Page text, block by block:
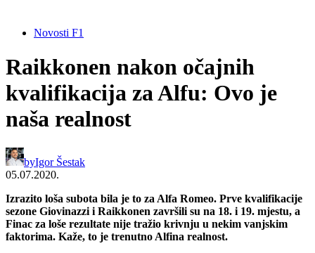
Novosti F1
Raikkonen nakon očajnih
kvalifikacija za Alfu: Ovo je
naša realnost
byIgor Šestak
05.07.2020.
Izrazito loša subota bila je to za Alfa Romeo. Prve kvalifikacije
sezone Giovinazzi i Raikkonen završili su na 18. i 19. mjestu, a
Finac za loše rezultate nije tražio krivnju u nekim vanjskim
faktorima. Kaže, to je trenutno Alfina realnost.